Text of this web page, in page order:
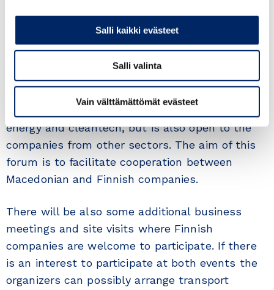
Salli kaikki evästeet
Salli valinta
Vain välttämättömät evästeet
Finnish expertise in creative industries & ICT
sector and to facilitate cooperation between
Kosovar and Finnish companies in this sector.
th
energy and cleantech, but is also open to the
companies from other sectors. The aim of this
forum is to facilitate cooperation between
Macedonian and Finnish companies.
There will be also some additional business
meetings and site visits where Finnish
companies are welcome to participate. If there
is an interest to participate at both events the
organizers can possibly arrange transport